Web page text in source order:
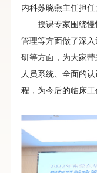
内科苏晓燕主任担
授课专家围绕
管理等方面做了深
研等方面，为大家
人员系统、全面的
程，为今后的临床工